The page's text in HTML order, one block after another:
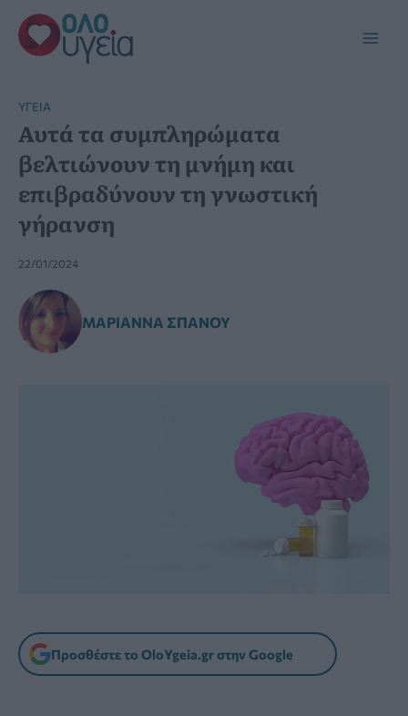
Μετάβαση
στο
περιεχόμενο
YΓΕΊΑ
Αυτά τα συμπληρώματα
βελτιώνουν τη μνήμη και
επιβραδύνουν τη γνωστική
γήρανση
22/01/2024
ΜΑΡΙΆΝΝΑ ΣΠΑΝΟΎ
Προσθέστε το OloYgeia.gr στην Google